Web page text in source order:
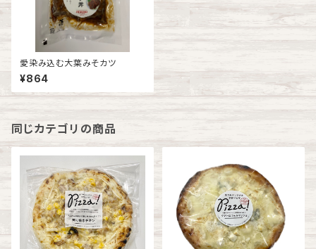
愛染み込む大葉みそカツ
¥864
同じカテゴリの商品